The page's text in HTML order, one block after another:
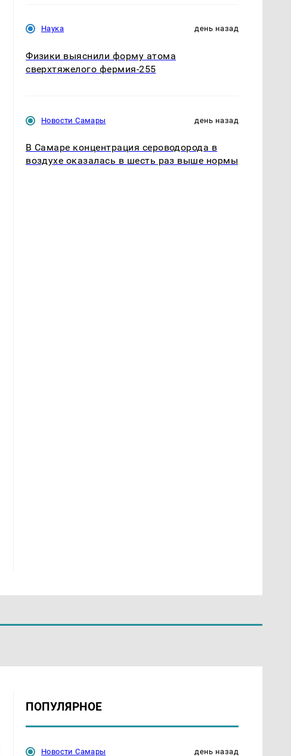
Наука день назад
Физики выяснили форму атома
сверхтяжелого фермия-255
Новости Самары день назад
В Самаре концентрация сероводорода в
воздухе оказалась в шесть раз выше нормы
ПОПУЛЯРНОЕ
Новости Самары день назад